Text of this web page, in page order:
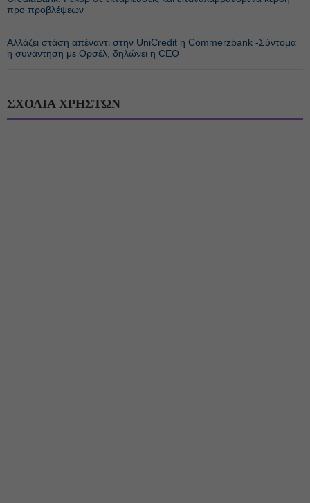
προ προβλέψεων
Αλλάζει στάση απέναντι στην UniCredit η Commerzbank -Σύντομα
η συνάντηση με Ορσέλ, δηλώνει η CEO
ΣΧΟΛΙΑ ΧΡΗΣΤΩΝ